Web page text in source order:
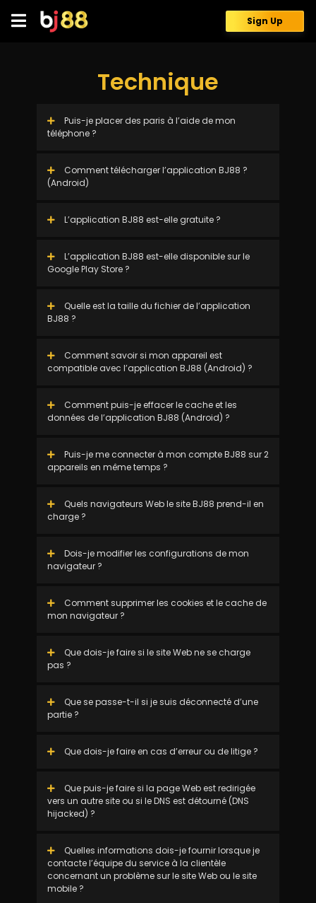
content
Sign Up
Technique
Puis-je placer des paris à l’aide de mon
téléphone ?
Comment télécharger l’application BJ88 ?
(Android)
L’application BJ88 est-elle gratuite ?
L’application BJ88 est-elle disponible sur le
Google Play Store ?
Quelle est la taille du fichier de l’application
BJ88 ?
Comment savoir si mon appareil est
compatible avec l’application BJ88 (Android) ?
Comment puis-je effacer le cache et les
données de l’application BJ88 (Android) ?
Puis-je me connecter à mon compte BJ88 sur 2
appareils en même temps ?
Quels navigateurs Web le site BJ88 prend-il en
charge ?
Dois-je modifier les configurations de mon
navigateur ?
Comment supprimer les cookies et le cache de
mon navigateur ?
Que dois-je faire si le site Web ne se charge
pas ?
Que se passe-t-il si je suis déconnecté d’une
partie ?
Que dois-je faire en cas d’erreur ou de litige ?
Que puis-je faire si la page Web est redirigée
vers un autre site ou si le DNS est détourné (DNS
hijacked) ?
Quelles informations dois-je fournir lorsque je
contacte l’équipe du service à la clientèle
concernant un problème sur le site Web ou le site
mobile ?